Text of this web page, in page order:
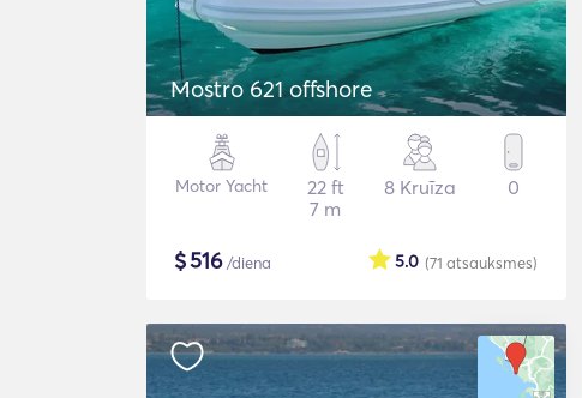
Mostro 621 offshore
Motor Yacht
22 ft
7 m
8 Kruīza 0
$516/diena (71 atsauksmes)
5.0